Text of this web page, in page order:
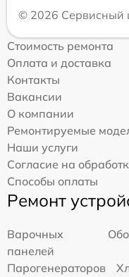
© 2026 Сервисный
Стоимость ремонта
Оплата и доставка
Контакты
Вакансии
О компании
Ремонтируемые
Наши услуги
Согласие на
Способы оплаты
Ремонт
Варочных
панелей
Парогенераторов